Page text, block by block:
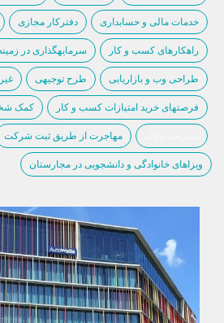
خدمات مالی و حسابداری دفترکار مجازی
راهکارهای کسب و کار سرمایهگذاری در
طراحی وب و بازاریابی طرح توجیهی
فرصتهای خرید امتیازات کسب و کار کمک
مهاجرت از طریق ثبت شرکت
ویزاهای خانوادگی و دانشجویی در مجارستان